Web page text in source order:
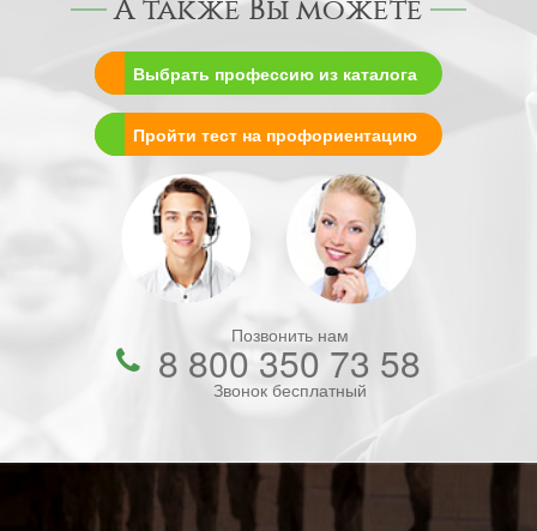
А также Вы можете
Выбрать профессию из каталога
Пройти тест на профориентацию
Позвонить нам
8 800 350 73 58
Звонок бесплатный